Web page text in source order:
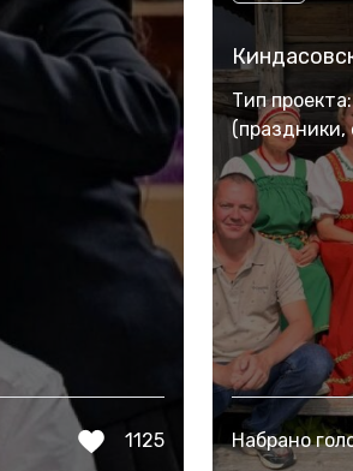
1125
Тип
(праздники,
Набрано